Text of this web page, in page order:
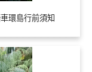
環島行前須知